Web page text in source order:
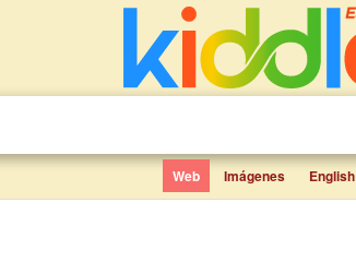
Web Imágenes English